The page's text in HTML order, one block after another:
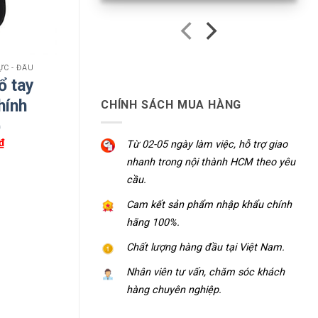
CHÍNH SÁCH MUA HÀNG
Từ 02-05 ngày làm việc, hỗ trợ giao
nhanh trong nội thành HCM theo yêu
cầu.
Cam kết sản phẩm nhập khẩu chính
hãng 100%.
Chất lượng hàng đầu tại Việt Nam.
Nhân viên tư vấn, chăm sóc khách
hàng chuyên nghiệp.
- ĐẦU
tay